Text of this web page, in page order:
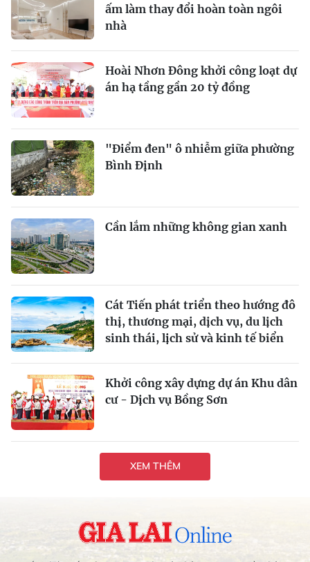
ấm làm thay đổi hoàn toàn ngôi
nhà
Hoài Nhơn Đông khởi công loạt dự
án hạ tầng gần 20 tỷ đồng
"Điểm đen" ô nhiễm giữa phường
Bình Định
Cần lắm những không gian xanh
Cát Tiến phát triển theo hướng đô
thị, thương mại, dịch vụ, du lịch
sinh thái, lịch sử và kinh tế biển
Khởi công xây dựng dự án Khu dân
cư - Dịch vụ Bồng Sơn
XEM THÊM